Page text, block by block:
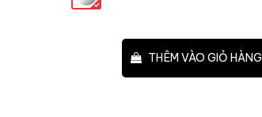
THÊM VÀO GIỎ HÀNG